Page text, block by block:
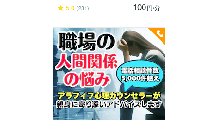
5.0 (231) 100円/分